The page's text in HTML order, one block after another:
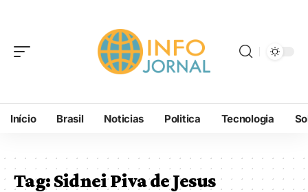
Início Brasil Noticias Politica Tecnologia
Tag:Sidnei Piva de Jesus